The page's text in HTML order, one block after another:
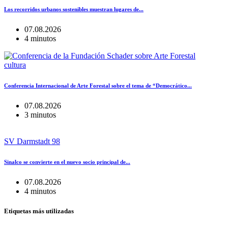
Los recorridos urbanos sostenibles muestran lugares de...
07.08.2026
4 minutos
cultura
Conferencia Internacional de Arte Forestal sobre el tema de “Democrático...
07.08.2026
3 minutos
SV Darmstadt 98
Sinalco se convierte en el nuevo socio principal de...
07.08.2026
4 minutos
Etiquetas más utilizadas